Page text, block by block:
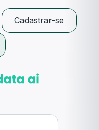
Cadastrar-se